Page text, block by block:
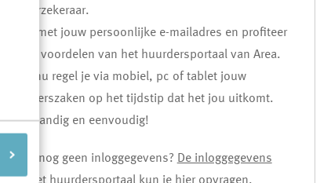
zorgverzekeraar.
Log in met jouw persoonlijke e-mailadres en profiteer
van de voordelen van het huurdersportaal van Area.
Vanaf nu regel je via mobiel, pc of tablet jouw
bewonerszaken op het tijdstip dat het jou uitkomt.
Snel, handig en eenvoudig!
Heb je nog geen inloggegevens? De inloggegevens
voor het huurdersportaal kun je hier opvragen.